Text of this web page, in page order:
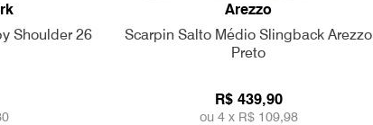
Shoulder 26
Arezzo
Scarpin Salto Médio Slingback Arezzo
Preto
R$ 439,90
ou 4 x R$ 109,98